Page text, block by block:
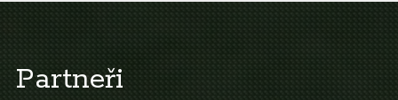
Partneři